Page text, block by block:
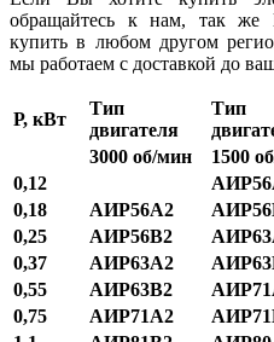
обращайтесь к нам, так же
купить в любом другом
мы работаем с доставкой до
Р, кВт
Тип
двигателя
Тип
3000 об/мин 1500
0,12
0,18
АИР56А2
0,25
АИР56В2
0,37
АИР63А2
0,55
АИР63В2
0,75
АИР71А2